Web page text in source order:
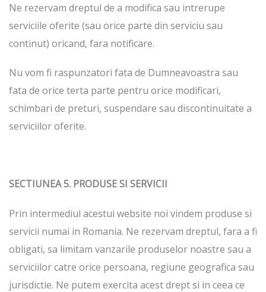
Ne rezervam dreptul de a modifica sau intrerupe
serviciile oferite (sau orice parte din serviciu sau
continut) oricand, fara notificare.
Nu vom fi raspunzatori fata de Dumneavoastra sau
fata de orice terta parte pentru orice modificari,
schimbari de preturi, suspendare sau discontinuitate a
serviciilor oferite.
SECTIUNEA 5. PRODUSE SI SERVICII
Prin intermediul acestui website noi vindem produse si
servicii numai in Romania. Ne rezervam dreptul, fara a fi
obligati, sa limitam vanzarile produselor noastre sau a
serviciilor catre orice persoana, regiune geografica sau
jurisdictie. Ne putem exercita acest drept si in ceea ce